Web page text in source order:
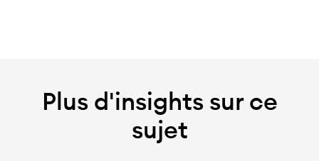
Plus d'insights sur ce
sujet